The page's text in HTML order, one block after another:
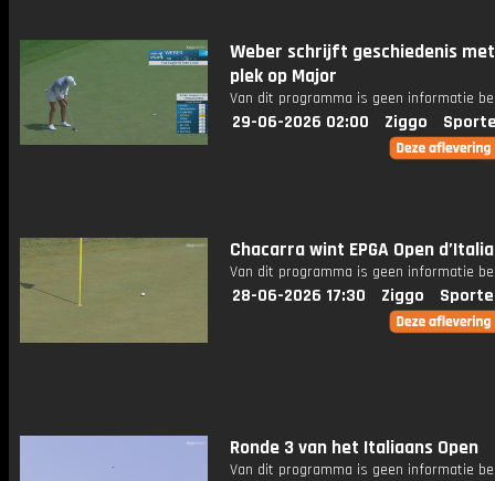
Weber schrijft geschiedenis
plek op Major
Van dit programma is geen informatie
29-06-2026 02:00 Ziggo
Chacarra wint EPGA Open d’Italia
Van dit programma is geen informatie
28-06-2026 17:30 Ziggo
Ronde 3 van het Italiaans Open
Van dit programma is geen informatie